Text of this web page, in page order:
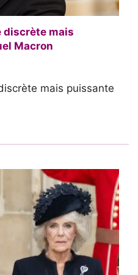
discrète mais
Macron
mais puissante